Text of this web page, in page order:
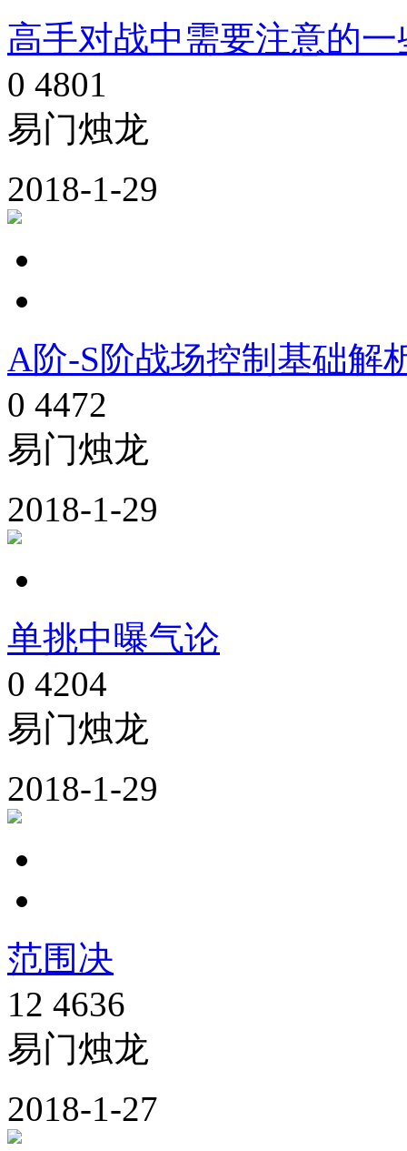
高手对战中需要注意的一
0 4801
易门烛龙
2018-1-29
A阶-S阶战场控制基础解
0 4472
易门烛龙
2018-1-29
单挑中曝气论
0 4204
易门烛龙
2018-1-29
范围决
12 4636
易门烛龙
2018-1-27